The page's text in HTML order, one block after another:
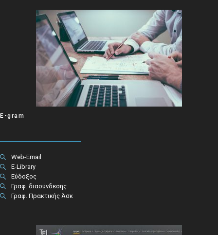
E-gram
Web-Email
E-Library
Εύδοξος
Γραφ. διασύνδεσης
Γραφ. Πρακτικής Άσκ